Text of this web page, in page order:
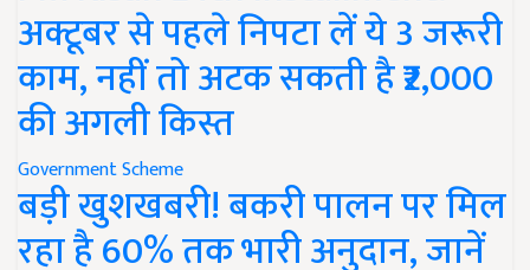
अक्टूबर से पहले निपटा लें ये 3 जरूरी
काम, नहीं तो अटक सकती है ₹2,000
की अगली किस्त
Government Scheme
बड़ी खुशखबरी! बकरी पालन पर मिल
रहा है 60% तक भारी अनुदान, जानें